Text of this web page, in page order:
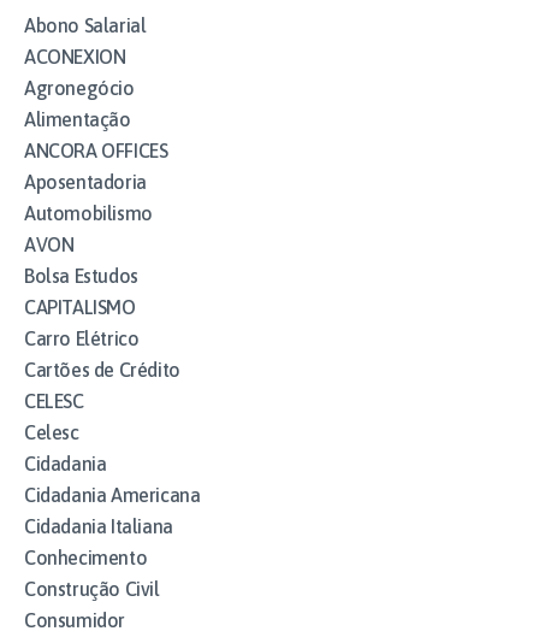
Abono Salarial
ACONEXION
Agronegócio
Alimentação
ANCORA OFFICES
Aposentadoria
Automobilismo
AVON
Bolsa Estudos
CAPITALISMO
Carro Elétrico
Cartões de Crédito
CELESC
Celesc
Cidadania
Cidadania Americana
Cidadania Italiana
Conhecimento
Construção Civil
Consumidor